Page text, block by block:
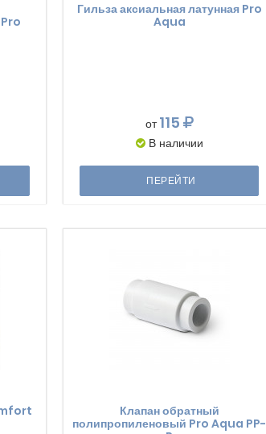
Гильза аксиальная латунная Pro
Aqua
от115
В наличии
ПЕРЕЙТИ
Клапан обратный
полипропиленовый Pro Aqua PP-